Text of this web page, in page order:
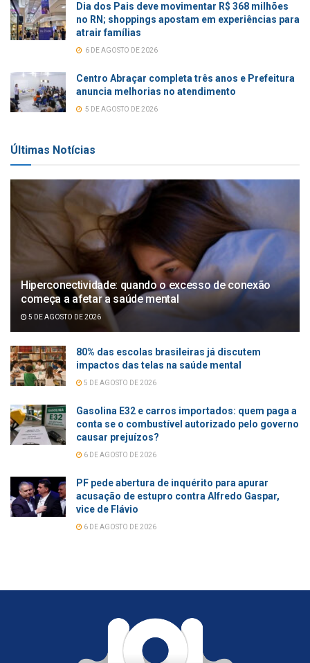
Dia dos Pais deve movimentar R$ 368 milhões
no RN; shoppings apostam em experiências para
atrair famílias
6 DE AGOSTO DE 2026
Centro Abraçar completa três anos e Prefeitura
anuncia melhorias no atendimento
5 DE AGOSTO DE 2026
Últimas Notícias
Hiperconectividade: quando o excesso de conexão
começa a afetar a saúde mental
5 DE AGOSTO DE 2026
80% das escolas brasileiras já discutem
impactos das telas na saúde mental
5 DE AGOSTO DE 2026
Gasolina E32 e carros importados: quem paga a
conta se o combustível autorizado pelo governo
causar prejuízos?
6 DE AGOSTO DE 2026
PF pede abertura de inquérito para apurar
acusação de estupro contra Alfredo Gaspar,
vice de Flávio
6 DE AGOSTO DE 2026